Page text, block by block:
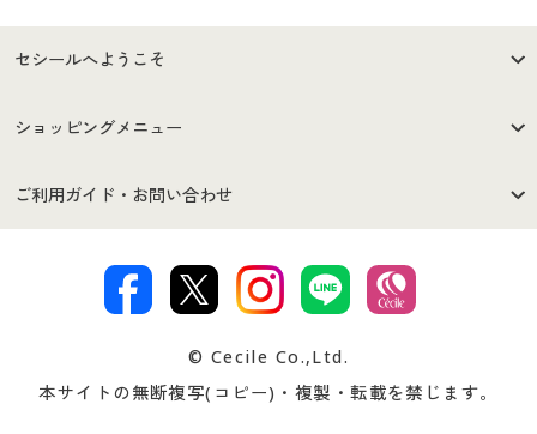
セシールへようこそ
はじめての方へ
セシールご利用規約
著作権・商標について 会社案内
ショッピングメニュー
商品カテゴリ
プレゼント＆キャンペーン サイトマップ
ご利用ガイド・お問い合わせ
交換・返品は お支払は
ついて
忘れの場合
© Cecile Co.,Ltd.
本サイトの無断複写(コピー)・複製・転載を禁じます。